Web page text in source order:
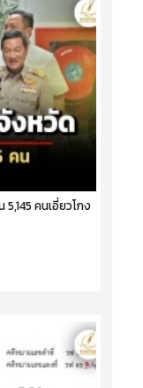
คนเอี่ยวโกง